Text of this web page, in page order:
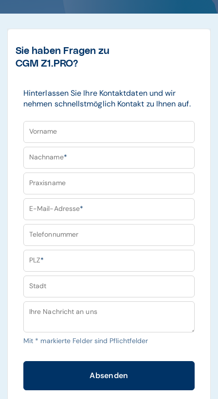
Sie haben Fragen zu
CGM Z1.PRO?
Hinterlassen Sie Ihre Kontaktdaten und wir
nehmen schnellstmöglich Kontakt zu Ihnen auf.
Vorname
Nachname*
Praxisname
E-Mail-Adresse*
Telefonnummer
PLZ*
Stadt
Ihre Nachricht an uns
Mit * markierte Felder sind Pflichtfelder
Absenden